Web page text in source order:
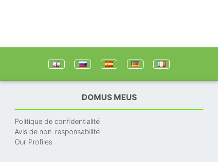
DOMUS MEUS
Politique de confidentialité
Avis de non-responsabilité
Our Profiles